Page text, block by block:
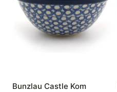
Bunzlau Castle Kom